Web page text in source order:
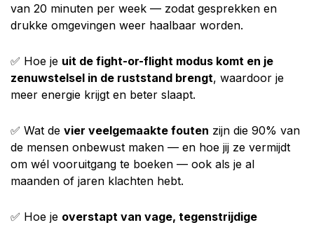
van 20 minuten per week — zodat gesprekken en
drukke omgevingen weer haalbaar worden.
✅ Hoe je uit de fight-or-flight modus komt en je
zenuwstelsel in de ruststand brengt, waardoor je
meer energie krijgt en beter slaapt.
✅ Wat de vier veelgemaakte fouten zijn die 90% van
de mensen onbewust maken — en hoe jij ze vermijdt
om wél vooruitgang te boeken — ook als je al
maanden of jaren klachten hebt.
✅ Hoe je overstapt van vage, tegenstrijdige